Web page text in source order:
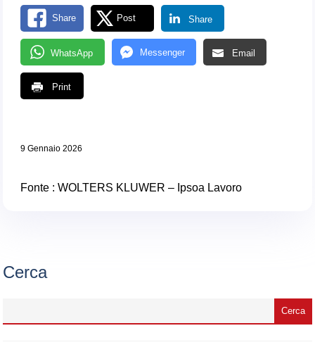
Share Post Share
WhatsApp Messenger Email
Print
9 Gennaio 2026
Fonte : WOLTERS KLUWER – Ipsoa Lavoro
Cerca